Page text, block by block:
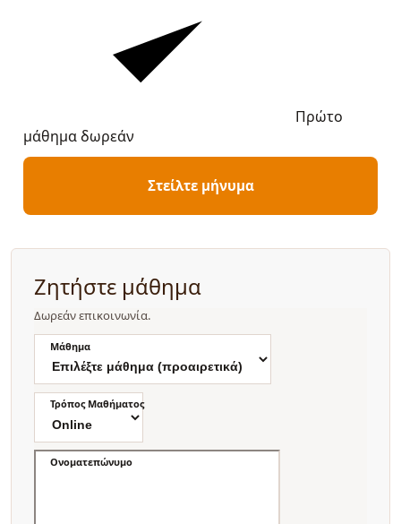
Πρώτο
μάθημα δωρεάν
Στείλτε μήνυμα
Ζητήστε μάθημα
Δωρεάν επικοινωνία.
Μάθημα
Τρόπος Μαθήματος
Ονοματεπώνυμο